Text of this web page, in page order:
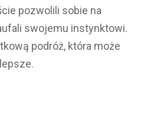
pozwolili sobie na
swojemu instynktowi.
podróż, która może